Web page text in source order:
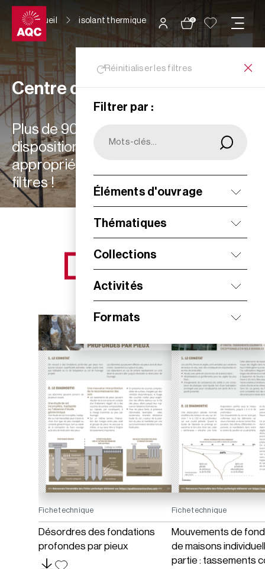
Panneau de gestion des cookies
0
Accueil isolant thermique
Réinitialiser les filtres
Filtrer par :
Éléments d'ouvrage
Thématiques
Collections
Activités
Formats
Centre de ressources
Plus de 900 ressources à votre
disposition : choisissez les plus
appropriées à vos besoins grâce aux
filtres !
NOS NOUVEAUTÉS
Fiche technique
Désordres des fondations
profondes par pieux
Fiche technique
Mouvements de
de maisons
partie : tassements